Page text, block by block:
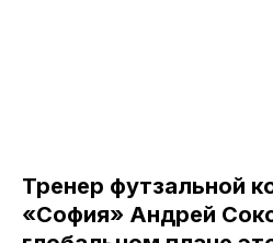
Тренер футзальной
«София» Андрей